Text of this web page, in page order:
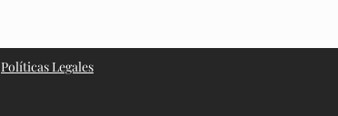
Políticas Legales